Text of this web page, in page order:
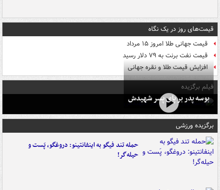
قیمت‌های روز در یک نگاه
قیمت جهانی طلا امروز ۱۵ مرداد
قیمت نفت برنت به ۷۹ دلار رسید
افزایش قیمت طلا و نقره جهانی
فیلم برگزیده
بوسه‌ پدر بر پای پسر شهیدش
برگزیده ورزشی
حمله تند فیگو به اینفانتینو: دروغگو، پَست‌ و
حیله‌گر!